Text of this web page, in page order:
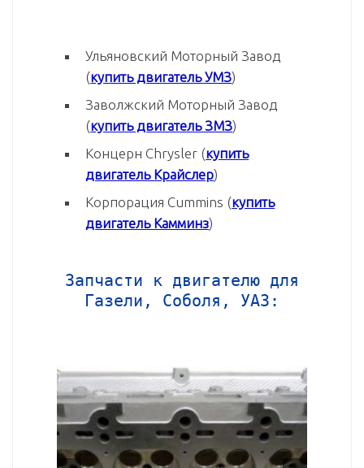
Ульяновский Моторный Завод
(купить двигатель УМЗ)
Заволжский Моторный Завод
(купить двигатель ЗМЗ)
Концерн Chrysler (купить
двигатель Крайслер)
Корпорация Cummins (купить
двигатель Камминз)
Запчасти к двигателю для
Газели, Соболя, УАЗ: